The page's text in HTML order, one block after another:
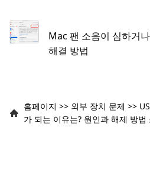
Mac 팬 소음이 심하거
해결 방법
홈페이지 >> 외부 장치 문제 >>
가 되는 이유는? 원인과 해제 방법